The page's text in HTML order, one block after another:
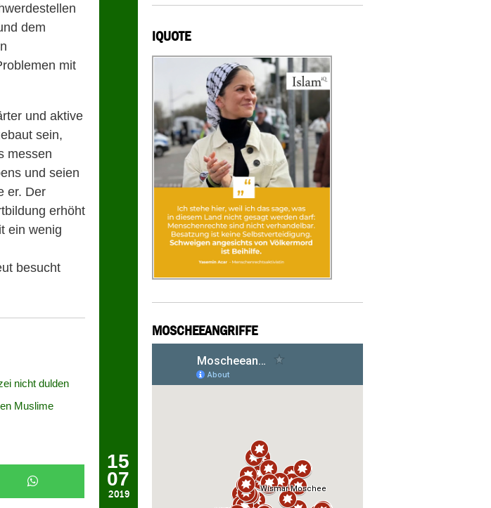
15
07
2019
dem
mit
und aktive
sein,
messen
und seien
er. Der
erhöht
ein wenig
besucht
nicht dulden
Muslime
IQUOTE
MOSCHEEANGRIFFE